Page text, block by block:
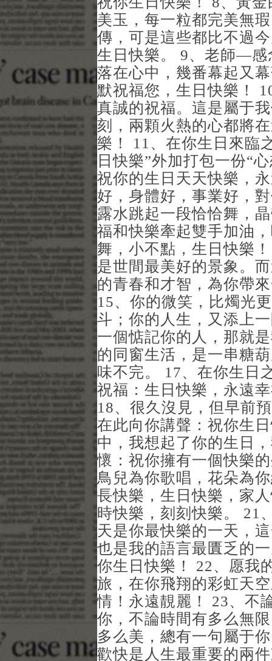
美玉，每一粒都完美無
傳，可是這些都比不過
生日快樂。 9、老師—感
落在心中，幾番幕起又
默祝福您，生日快樂！
真誠的祝福。這是屬于
刻，兩顆火熱的心都將
樂！ 11、在你生日來臨
日快樂”外加打包一份“
祝你的生日天天快樂，
好，身體好，事業好，
露水跳起一段恰恰舞，
福和快樂牽起雙手加油
舞，小不點，生日快樂
是世間最美好的景象。
的青春和才智，為你帶
15、你的微笑，比燭光
斗；你的人生，又添上
一個惦記你的人，那就
的同窗生活，是一串糖
味不完。 17、在你生日
祝福：生日快樂，永遠
18、很久沒見，但早前
在此向你講聲：祝你生
中，我想起了你的生日
懷：祝你擁有一個快樂
鳥兒為你歌唱，花朵為
長快樂，生日快樂，家
時快樂，刻刻快樂。 21
天是你最快樂的一天，
也是我的語言最匱乏的
你生日快樂！ 22、愿我
旅，在你飛翔的彩虹天
情！永遠靚麗！ 23、不
你，不論時間有多么無
多么美，總有一句屬于
歡快是人生最重要的兩